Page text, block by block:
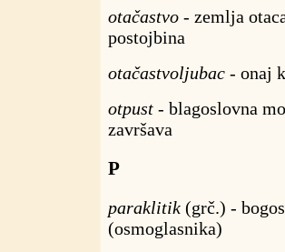
otačastvo - zemlja
postojbina
otačastvoljubac - onaj
otpust - blagoslovna
završava
P
paraklitik (grč.) -
(osmoglasnika)